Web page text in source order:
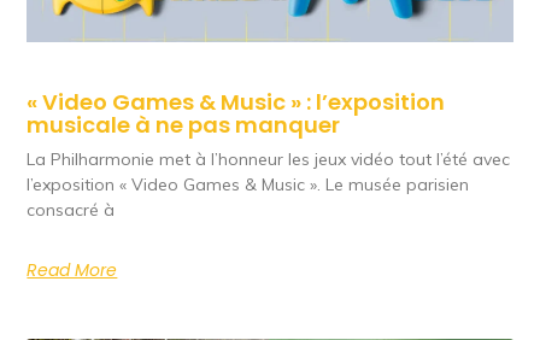
« Video Games & Music » : l’exposition
musicale à ne pas manquer
La Philharmonie met à l’honneur les jeux vidéo tout l’été avec
l’exposition « Video Games & Music ». Le musée parisien
consacré à
Read More